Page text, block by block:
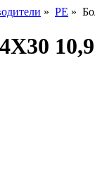
» PE »
10,9